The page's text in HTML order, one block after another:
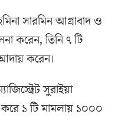
সারমিন আগ্রাবাদ ও
করেন, তিনি ৭ টি
করেন।
সুরাইয়া
১ টি মামলায় ১০০০